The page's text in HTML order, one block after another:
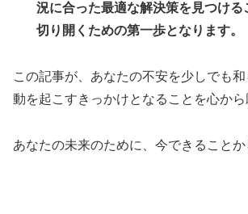
況に合った最適な解決策を見つける
切り開くための第一歩となります。
この記事が、あなたの不安を少しでも
動を起こすきっかけとなることを心から
あなたの未来のために、今できることか